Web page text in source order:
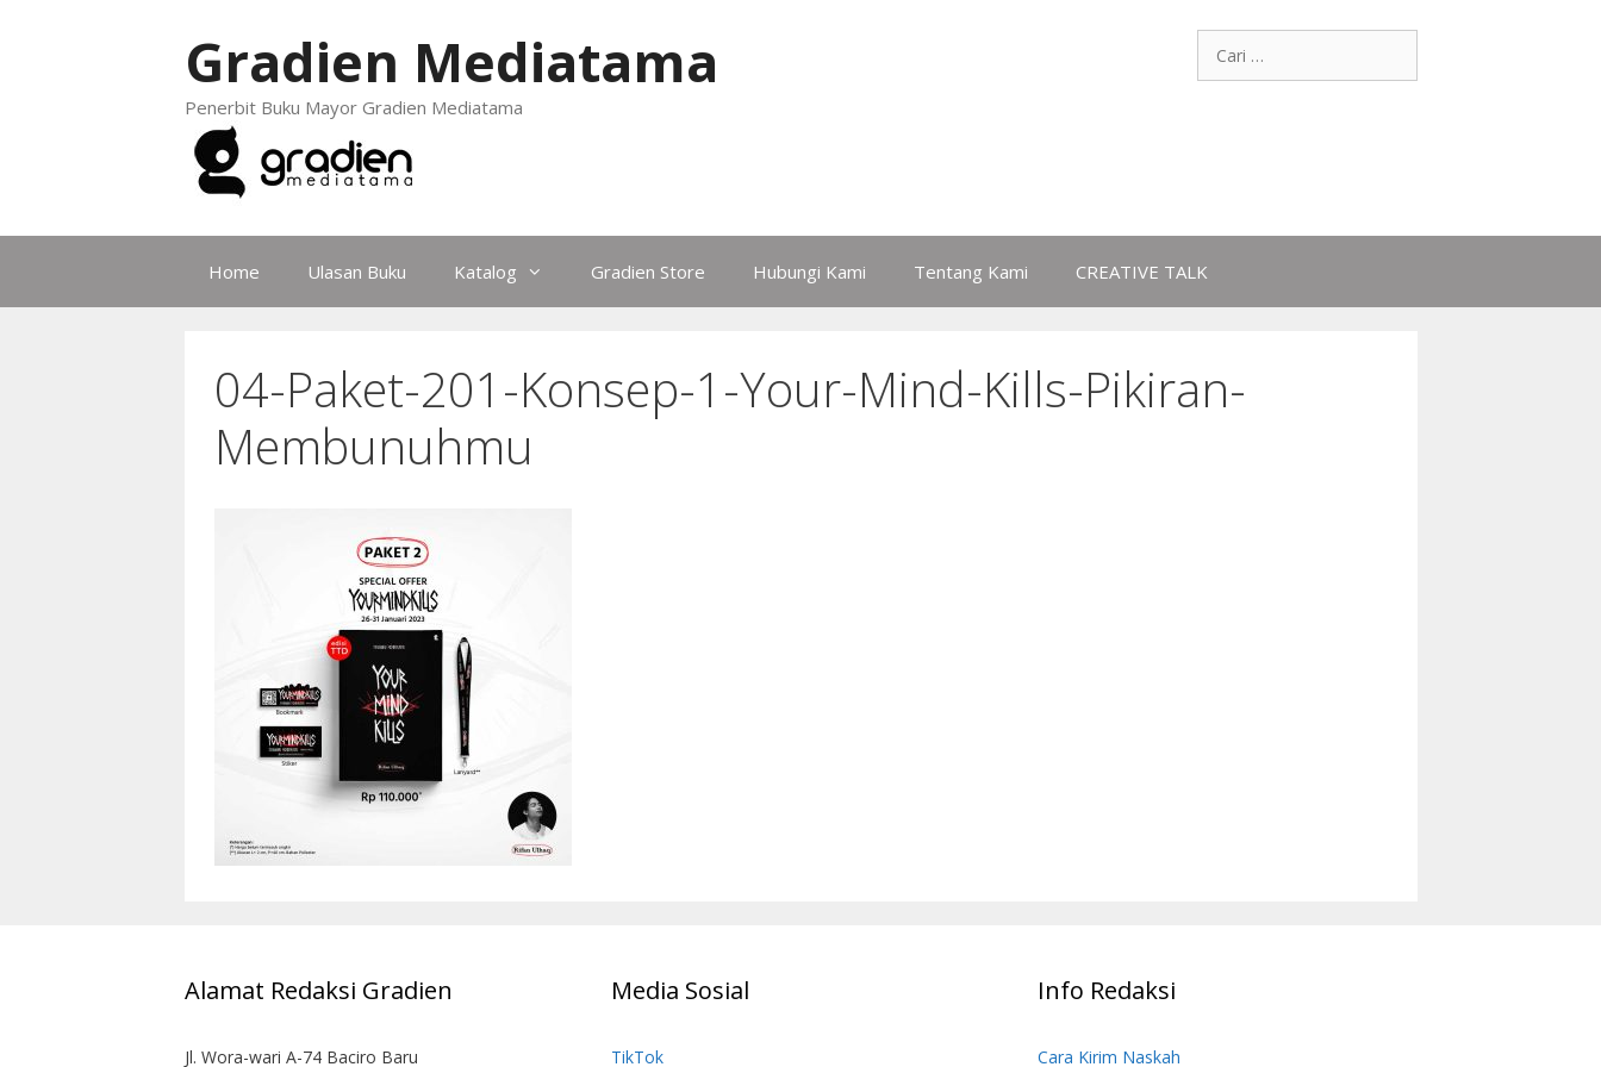
Gradien Mediatama
Penerbit Buku Mayor Gradien Mediatama
Home Ulasan Buku Katalog Gradien Store Hubungi Kami Tentang Kami CREATIVE TALK
04-Paket-201-Konsep-1-Your-Mind-Kills-Pikiran-
Membunuhmu
Alamat Redaksi Gradien
Jl. Wora-wari A-74 Baciro Baru
Media Sosial
TikTok
Info Redaksi
Cara Kirim Naskah